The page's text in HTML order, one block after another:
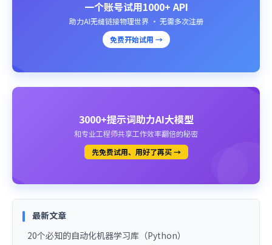
一个账号试用1000+ API
助力AI无缝链接物理世界 · 无需多次注册
免费开始试用 →
3000+提示词助力AI大模型
和专业工程师共享工作效率翻倍的秘密
先免费试用、用好了再买 →
最新文章
20个必知的自动化机器学习库（Python）